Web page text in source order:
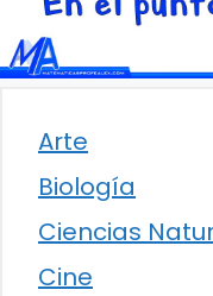
Arte
Biología
Ciencias
Cine